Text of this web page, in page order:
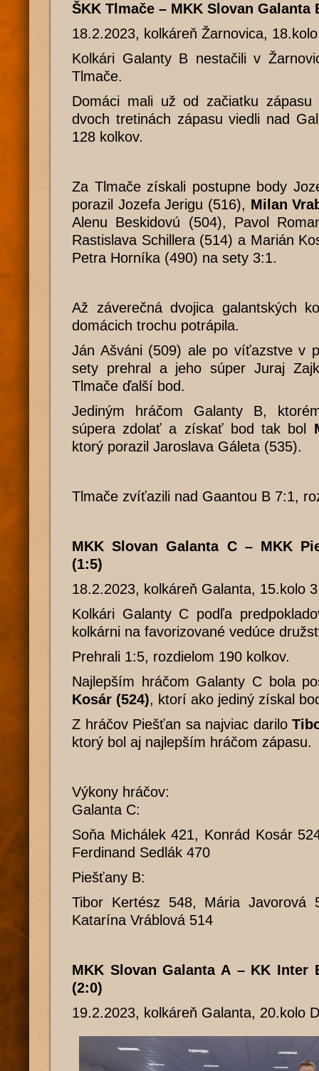
ŠKK Tlmače – MKK Slovan
18.2.2023, kolkáreň Žarnovica,
Kolkári Galanty B nestačili v
Tlmače.
Domáci mali už od začiatku
dvoch tretinách zápasu viedli nad
128 kolkov.
Za Tlmače získali postupne body
porazil Jozefa Jerigu (516), Milan
Alenu Beskidovú (504), Pavol
Rastislava Schillera (514) a Marián
Petra Horníka (490) na sety 3:1.
Až záverečná dvojica galantských
domácich trochu potrápila.
Ján Ašváni (509) ale po víťazstve v
sety prehral a jeho súper Juraj
Tlmače ďalší bod.
Jediným hráčom Galanty B,
súpera zdolať a získať bod tak bol
ktorý porazil Jaroslava Gáleta (535).
Tlmače zvíťazili nad Gaantou B 7:1,
MKK Slovan Galanta C – MKK
(1:5)
18.2.2023, kolkáreň Galanta, 15.kolo
Kolkári Galanty C podľa
kolkárni na favorizované vedúce
Prehrali 1:5, rozdielom 190 kolkov.
Najlepším hráčom Galanty C bola
Kosár (524), ktorí ako jediný získal
Z hráčov Piešťan sa najviac darilo
ktorý bol aj najlepším hráčom zápasu.
Výkony hráčov:
Galanta C:
Soňa Michálek 421, Konrád Kosár
Ferdinand Sedlák 470
Piešťany B:
Tibor Kertész 548, Mária Javorová
Katarína Vráblová 514
MKK Slovan Galanta A – KK Inter
(2:0)
19.2.2023, kolkáreň Galanta, 20.kolo